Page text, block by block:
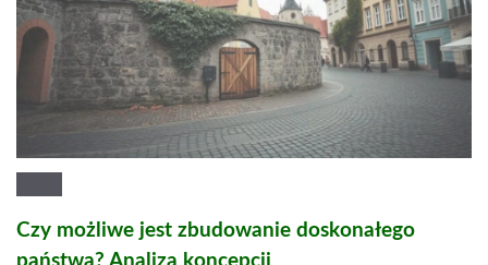
Czy możliwe jest zbudowanie doskonałego